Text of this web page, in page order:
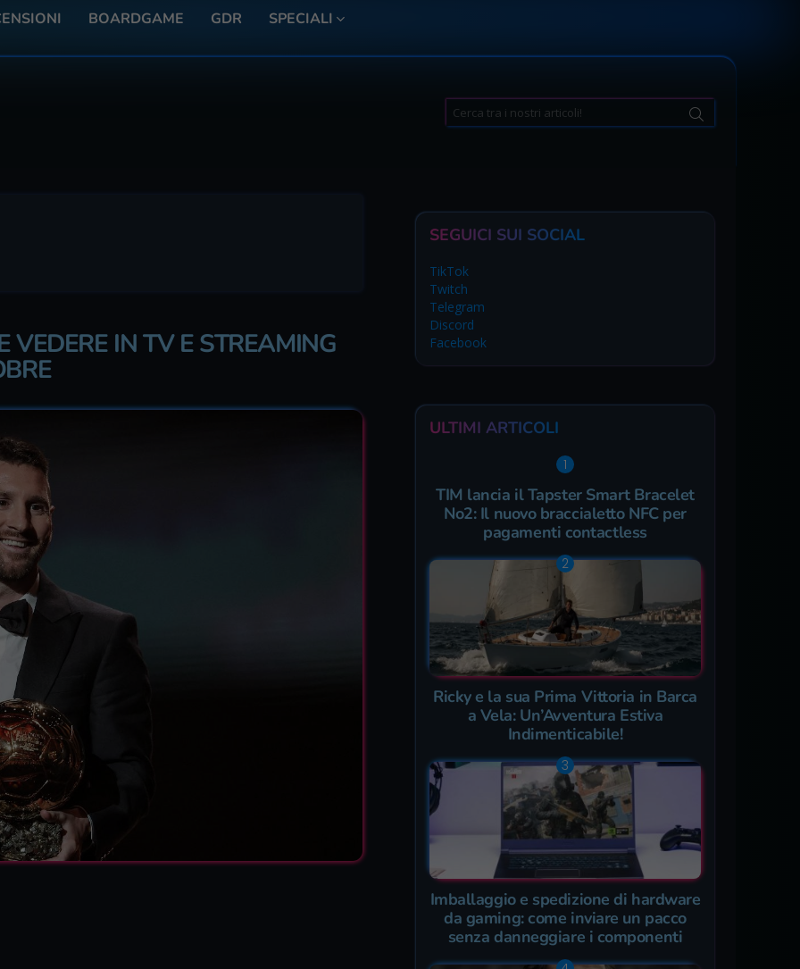
BOARDGAME GDR SPECIALI
Search
for:
VEDERE IN TV E STREAMING
SEGUICI SUI SOCIAL
TikTok
Twitch
Telegram
Discord
Facebook
ULTIMI ARTICOLI
TIM lancia il Tapster Smart Bracelet
No2: Il nuovo braccialetto NFC per
pagamenti contactless
Ricky e la sua Prima Vittoria in Barca
a Vela: Un’Avventura Estiva
Indimenticabile!
Imballaggio e spedizione di hardware
da gaming: come inviare un pacco
senza danneggiare i componenti